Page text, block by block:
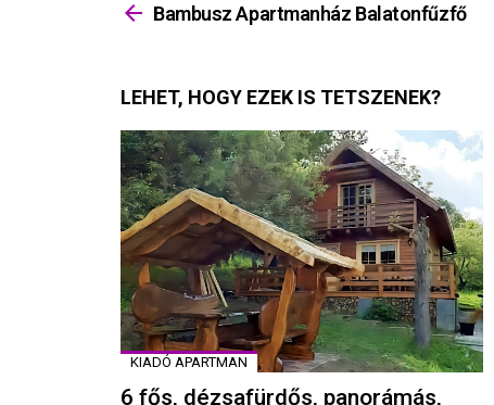
többetBambusz Apartmanház Balatonfűzfő
LEHET, HOGY EZEK IS TETSZENEK?
KIADÓ APARTMAN
6 fős, dézsafürdős, panorámás,